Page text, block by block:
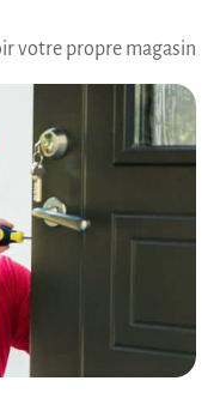
votre propre magasin